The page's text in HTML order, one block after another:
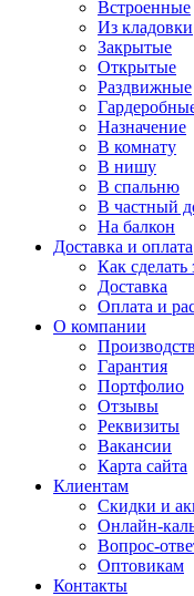
Встроенные
Из кладовки
Закрытые
Открытые
Раздвижные
Назначение
В комнату
В нишу
В спальню
В частный
На балкон
Доставка и оплата
Как сделать
Доставка
Оплата и
О компании
Гарантия
Портфолио
Отзывы
Реквизиты
Вакансии
Карта сайта
Клиентам
Скидки и
Онлайн-
Вопрос-
Оптовикам
Контакты